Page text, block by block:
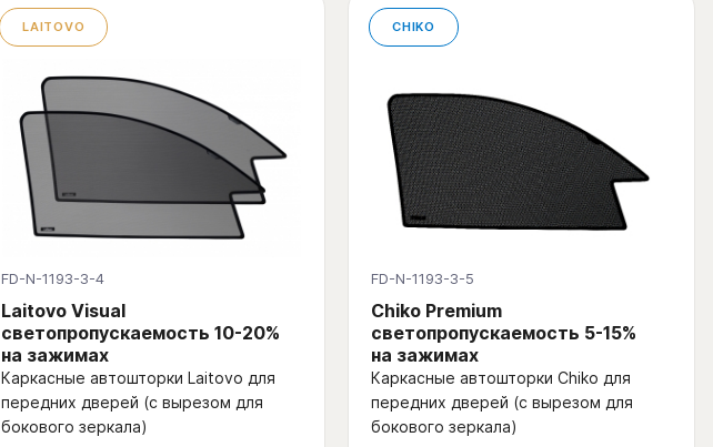
LAITOVO
FD-N-1193-3-4
Laitovo Visual
светопропускаемость 10-20%
на зажимах
Каркасные автошторки Laitovo для
передних дверей (с вырезом для
бокового зеркала)
CHIKO
FD-N-1193-3-5
Chiko Premium
светопропускаемость 5-15%
на зажимах
Каркасные автошторки Chiko для
передних дверей (с вырезом для
бокового зеркала)